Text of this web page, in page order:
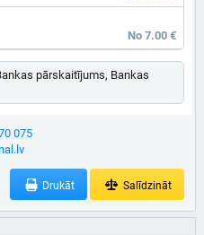
No 7.00 €
pārskaitījums, Bankas
075
Drukāt Salīdzināt